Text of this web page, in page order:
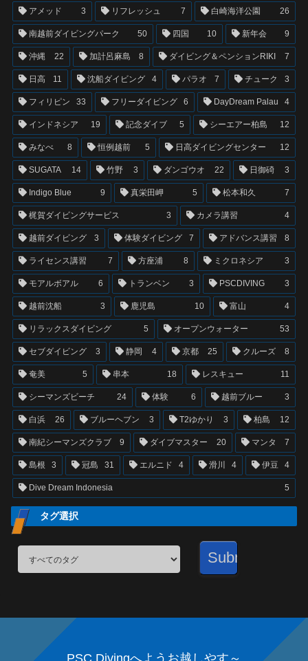
アメッド 3 リフレッシュ 7 白崎海洋公園 26
南越前ダイビングパーク 50 四国 10 新年会 9
沖縄 22 加計呂麻島 8 ダイビング＆ペンションRIKI 7
日高 11 沈船ダイビング 4 パラオ 7 チューク 3
フィリピン 33 フリーダイビング 6 DayDream Palau 4
インドネシア 19 記念ダイブ 5 シーエアー柏島 12
みなべ 8 恒例越前 5 日高ダイビングセンター 12
SUGATA 14 竹野 3 ダンゴウオ 22 日御碕 3
Indigo Blue 9 真栄田岬 5 松本和久 7
梶賀ダイビングサービス 3 カメラ講習 4
越前ダイビング 3 体験ダイビング 7 アドバンス講習 8
ライセンス講習 7 方座浦 8 ミクロネシア 3
モアルボアル 6 トランベン 3 PSCDIVING 3
越前沈船 3 鹿児島 10 富山 4
リラックスダイビング 5 オープンウォーター 53
セブダイビング 3 静岡 4 京都 25 クルーズ 8
奄美 5 串本 18 レスキュー 11
シーマンズビーチ 24 体験 6 越前ブルー 3
白浜 26 ブルーヘブン 3 T2ゆかり 3 柏島 12
南紀シーマンズクラブ 9 ダイブマスター 20 マンタ 7
島根 3 冠島 31 エルニド 4 滑川 4 伊豆 4
Dive Dream Indonesia 5
タグ選択
PSC Divingへようお越しやす～